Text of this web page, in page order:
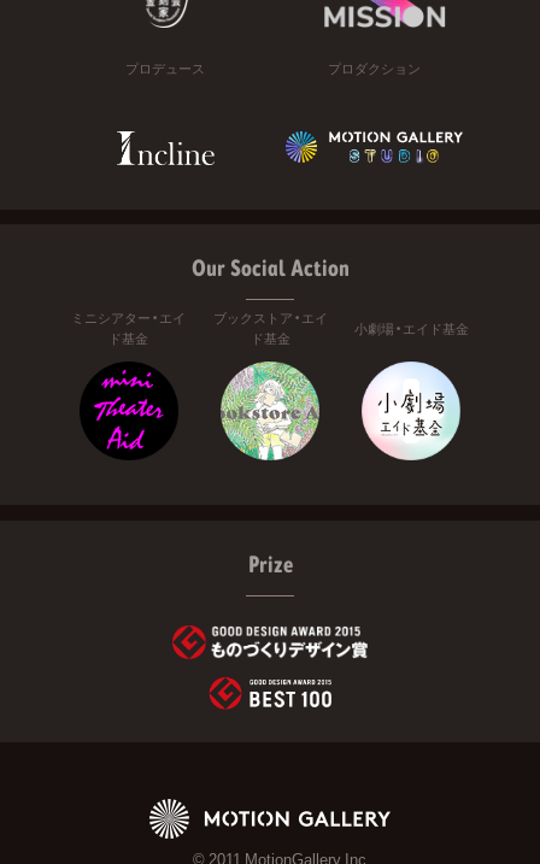
プロデュース プロダクション
Our Social Action
ミニシアター・エイ
ド基金
ブックストア・エイ
ド基金
小劇場・エイド基金
Prize
© 2011 MotionGallery Inc.